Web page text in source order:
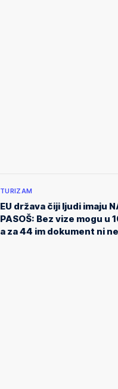
TURIZAM
EU država čiji ljudi imaju
PASOŠ: Bez vize mogu u
a za 44 im dokument ni